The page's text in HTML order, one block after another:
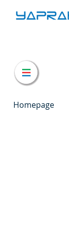
Homepage